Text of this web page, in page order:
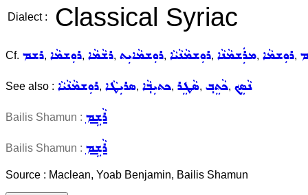
Dialect : Classical Syriac
Cf. ܪܫܡ, ܪܘܼܫܡܵܐ, ܪܫܵܡܵܐ, ܪܘܼܫܡܵܐܝܼܬ, ܪܘܼܫܡܵܢܵܝܵܐ, ܡܪܲܫܡܵܢܵܐ, ܪܘܼܫܡܵܐ,
See also : ܪܘܼܫܡܵܢܵܝܵܐ, ܣܪܝܼܛܵܐ, ܟܬܝܼܒ݂ܵܐ, ܣܵܛܸܪ, ܟܵܬܸܒ݂, ܢܵܣܸܟ݂
Bailis Shamun : ܪܵܫܹܡ
Bailis Shamun : ܪܵܫܹܡ
Source : Maclean, Yoab Benjamin, Bailis Shamun